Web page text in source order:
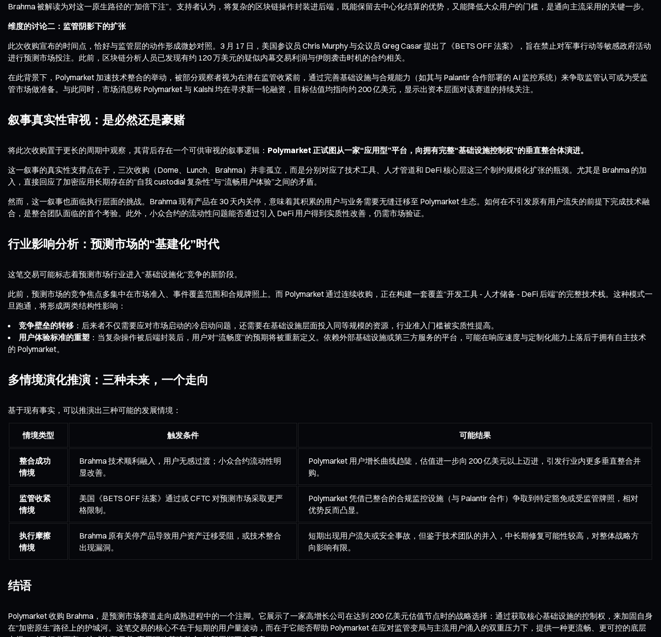
Brahma 被解读为对这一原生路径的“加倍下注”。支持者认为，将复杂的区块链操作封装进后端，既能保留去中心化结算的优势，又能降低大众用户的门槛，是通向主流采用的关键一步。
维度的讨论二：监管阴影下的扩张
此次收购宣布的时间点，恰好与监管层的动作形成微妙对照。3 月 17 日，美国参议员 Chris Murphy 与众议员 Greg Casar 提出了《BETS OFF 法案》，旨在禁止对军事行动等敏感政府活动
进行预测市场投注。此前，区块链分析人员已发现有约 120 万美元的疑似内幕交易利润与伊朗袭击时机的合约相关。
在此背景下，Polymarket 加速技术整合的举动，被部分观察者视为在潜在监管收紧前，通过完善基础设施与合规能力（如其与 Palantir 合作部署的 AI 监控系统）来争取监管认可或为受监
管市场做准备。与此同时，市场消息称 Polymarket 与 Kalshi 均在寻求新一轮融资，目标估值均指向约 200 亿美元，显示出资本层面对该赛道的持续关注。
叙事真实性审视：是必然还是豪赌
将此次收购置于更长的周期中观察，其背后存在一个可供审视的叙事逻辑： Polymarket 正试图从一家“应用型”平台，向拥有完整“基础设施控制权”的垂直整合体演进。
这一叙事的真实性支撑点在于，三次收购（Dome、Lunch、Brahma）并非孤立，而是分别对应了技术工具、人才管道和 DeFi 核心层这三个制约规模化扩张的瓶颈。尤其是 Brahma 的加
入，直接回应了加密应用长期存在的“自我 custodial 复杂性”与“流畅用户体验”之间的矛盾。
然而，这一叙事也面临执行层面的挑战。Brahma 现有产品在 30 天内关停，意味着其积累的用户与业务需要无缝迁移至 Polymarket 生态。如何在不引发原有用户流失的前提下完成技术融
合，是整合团队面临的首个考验。此外，小众合约的流动性问题能否通过引入 DeFi 用户得到实质性改善，仍需市场验证。
行业影响分析：预测市场的“基建化”时代
这笔交易可能标志着预测市场行业进入“基础设施化”竞争的新阶段。
此前，预测市场的竞争焦点多集中在市场准入、事件覆盖范围和合规牌照上。而 Polymarket 通过连续收购，正在构建一套覆盖“开发工具 - 人才储备 - DeFi 后端”的完整技术栈。这种模式一
旦跑通，将形成两类结构性影响：
竞争壁垒的转移 ：后来者不仅需要应对市场启动的冷启动问题，还需要在基础设施层面投入同等规模的资源，行业准入门槛被实质性提高。
用户体验标准的重塑 ：当复杂操作被后端封装后，用户对“流畅度”的预期将被重新定义。依赖外部基础设施或第三方服务的平台，可能在响应速度与定制化能力上落后于拥有自主技术
的 Polymarket。
多情境演化推演：三种未来，一个走向
基于现有事实，可以推演出三种可能的发展情境：
情境类型 触发条件 可能结果
整合成功
情境
Brahma 技术顺利融入，用户无感过渡；小众合约流动性明
显改善。
Polymarket 用户增长曲线趋陡，估值进一步向 200 亿美元以上迈进，引发行业内更多垂直整合并
购。
监管收紧
情境
美国《BETS OFF 法案》通过或 CFTC 对预测市场采取更严
格限制。
Polymarket 凭借已整合的合规监控设施（与 Palantir 合作）争取到特定豁免或受监管牌照，相对
优势反而凸显。
执行摩擦
情境
Brahma 原有关停产品导致用户资产迁移受阻，或技术整合
出现漏洞。
短期出现用户流失或安全事故，但鉴于技术团队的并入，中长期修复可能性较高，对整体战略方
向影响有限。
结语
Polymarket 收购 Brahma，是预测市场赛道走向成熟进程中的一个注脚。它展示了一家高增长公司在达到 200 亿美元估值节点时的战略选择：通过获取核心基础设施的控制权，来加固自身
在“加密原生”路径上的护城河。这笔交易的核心不在于短期的用户量波动，而在于它能否帮助 Polymarket 在应对监管变局与主流用户涌入的双重压力下，提供一种更流畅、更可控的底层